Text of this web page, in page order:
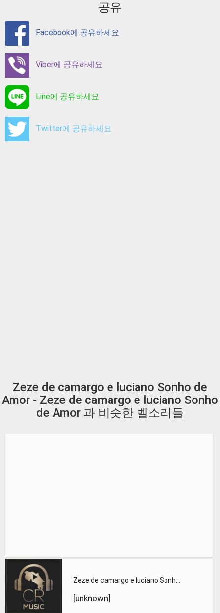
공유
Facebook에 공유하세요
Viber에 공유하세요
Line에 공유하세요
Twitter에 공유하세요
Zeze de camargo e luciano Sonho de
Amor - Zeze de camargo e luciano Sonho
de Amor 과 비슷한 벨소리들
[unknown]